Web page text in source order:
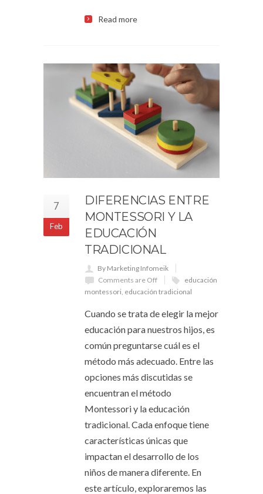
Read more
7
Feb
DIFERENCIAS ENTRE
MONTESSORI Y LA
EDUCACIÓN
TRADICIONAL
By Marketing Infomeik
Comments are Off
educación
montessori educación tradicional
Cuando se trata de elegir la mejor
educación para nuestros hijos, es
común preguntarse cuál es el
método más adecuado. Entre las
opciones más discutidas se
encuentran el método
Montessori y la educación
tradicional. Cada enfoque tiene
características únicas que
impactan el desarrollo de los
niños de manera diferente. En
este artículo, exploraremos las